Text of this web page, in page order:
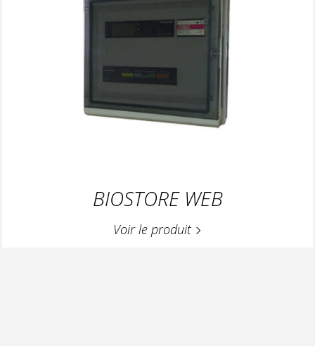
BIOSTORE WEB
Voir le produit